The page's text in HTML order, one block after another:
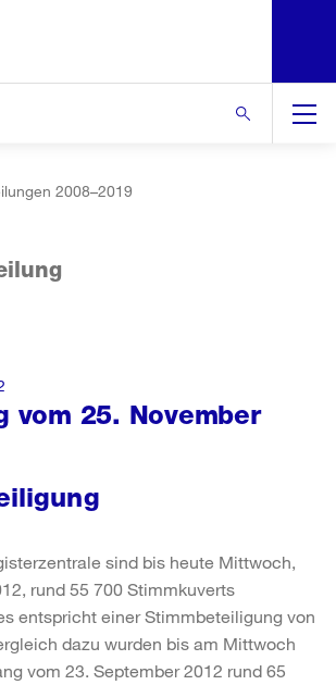
2008–2019
vom 25. November
sind bis heute Mittwoch,
rund 55 700 Stimmkuverts
entspricht einer Stimmbeteiligung von
dazu wurden bis am Mittwoch
vom 23. September 2012 rund 65